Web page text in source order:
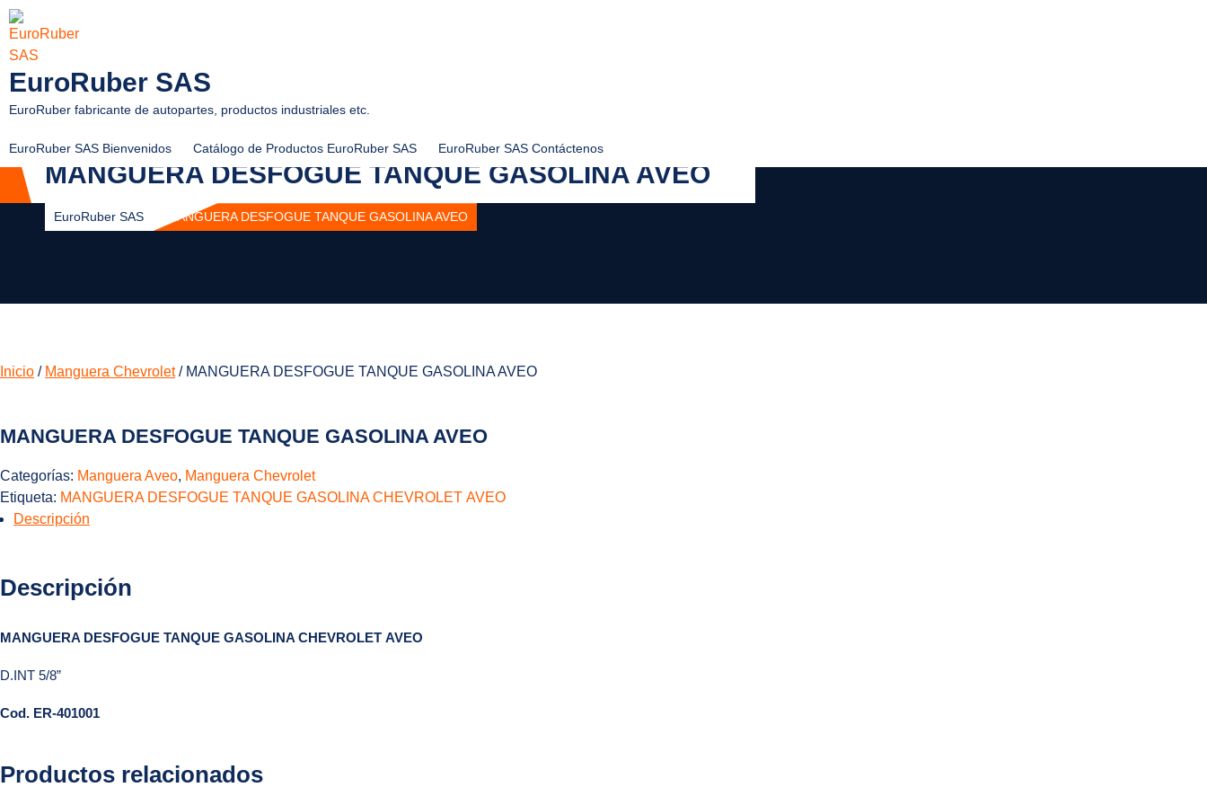
Skip
to
content
EuroRuber SAS
EuroRuber fabricante de autopartes, productos industriales etc.
EuroRuber SAS Bienvenidos Catálogo de Productos EuroRuber SAS EuroRuber SAS Contáctenos
MANGUERA DESFOGUE TANQUE GASOLINA AVEO
EuroRuber SAS MANGUERA DESFOGUE TANQUE GASOLINA AVEO
Inicio / Manguera Chevrolet/ MANGUERA DESFOGUE TANQUE GASOLINA AVEO
MANGUERA DESFOGUE TANQUE GASOLINA AVEO
Categorías: Manguera Aveo, Manguera Chevrolet
Etiqueta: MANGUERA DESFOGUE TANQUE GASOLINA CHEVROLET AVEO
Descripción
Descripción
MANGUERA DESFOGUE TANQUE GASOLINA CHEVROLET AVEO
D.INT 5/8”
Cod. ER-401001
Productos relacionados